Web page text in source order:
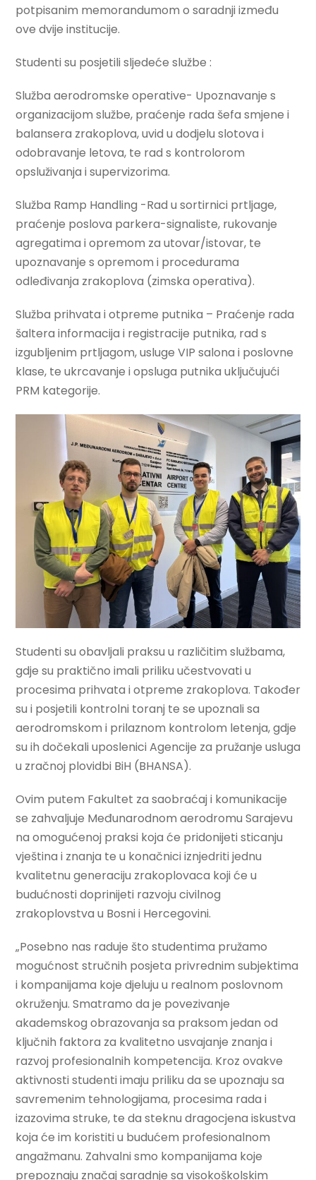
potpisanim memorandumom o saradnji između
ove dvije institucije.
Studenti su posjetili sljedeće službe :
Služba aerodromske operative- Upoznavanje s
organizacijom službe, praćenje rada šefa smjene i
balansera zrakoplova, uvid u dodjelu slotova i
odobravanje letova, te rad s kontrolorom
opsluživanja i supervizorima.
Služba Ramp Handling -Rad u sortirnici prtljage,
praćenje poslova parkera-signaliste, rukovanje
agregatima i opremom za utovar/istovar, te
upoznavanje s opremom i procedurama
odleđivanja zrakoplova (zimska operativa).
Služba prihvata i otpreme putnika – Praćenje rada
šaltera informacija i registracije putnika, rad s
izgubljenim prtljagom, usluge VIP salona i poslovne
klase, te ukrcavanje i opsluga putnika uključujući
PRM kategorije.
Studenti su obavljali praksu u različitim službama,
gdje su praktično imali priliku učestvovati u
procesima prihvata i otpreme zrakoplova. Također
su i posjetili kontrolni toranj te se upoznali sa
aerodromskom i prilaznom kontrolom letenja, gdje
su ih dočekali uposlenici Agencije za pružanje usluga
u zračnoj plovidbi BiH (BHANSA).
Ovim putem Fakultet za saobraćaj i komunikacije
se zahvaljuje Međunarodnom aerodromu Sarajevu
na omogućenoj praksi koja će pridonijeti sticanju
vještina i znanja te u konačnici iznjedriti jednu
kvalitetnu generaciju zrakoplovaca koji će u
budućnosti doprinijeti razvoju civilnog
zrakoplovstva u Bosni i Hercegovini.
„Posebno nas raduje što studentima pružamo
mogućnost stručnih posjeta privrednim subjektima
i kompanijama koje djeluju u realnom poslovnom
okruženju. Smatramo da je povezivanje
akademskog obrazovanja sa praksom jedan od
ključnih faktora za kvalitetno usvajanje znanja i
razvoj profesionalnih kompetencija. Kroz ovakve
aktivnosti studenti imaju priliku da se upoznaju sa
savremenim tehnologijama, procesima rada i
izazovima struke, te da steknu dragocjena iskustva
koja će im koristiti u budućem profesionalnom
angažmanu. Zahvalni smo kompanijama koje
prepoznaju značaj saradnje sa visokoškolskim